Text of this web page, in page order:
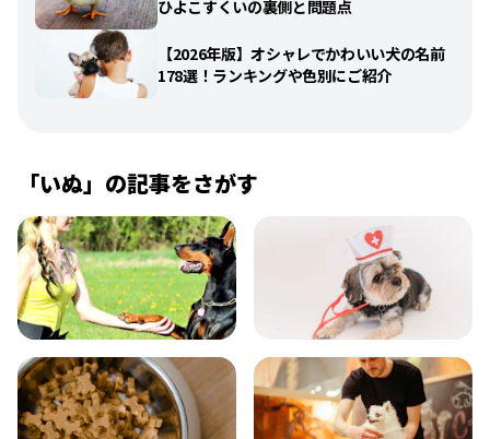
ひよこすくいの裏側と問題点
【2026年版】オシャレでかわいい犬の名前
178選！ランキングや色別にご紹介
「いぬ」の記事をさがす
飼い方 健康